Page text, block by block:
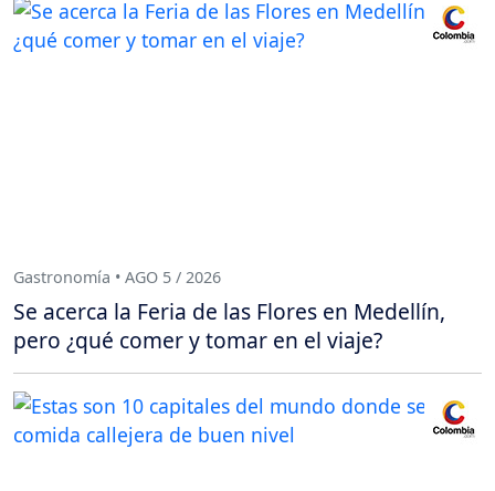
Gastronomía • AGO 5 / 2026
Se acerca la Feria de las Flores en Medellín,
pero ¿qué comer y tomar en el viaje?